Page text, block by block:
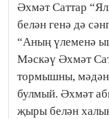
Әхмәт Саттар
белән генә дә
“Аның үлеменә
Мәскәү Әхмәт
тормышны,
булмый. Әхмәт
җыры белән